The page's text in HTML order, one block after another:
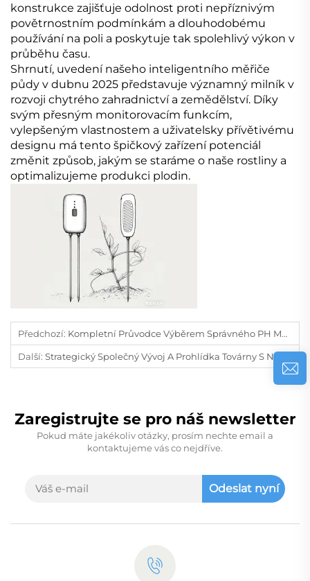
konstrukce zajišťuje odolnost proti nepříznivým
povětrnostním podmínkám a dlouhodobému
používání na poli a poskytuje tak spolehlivý výkon v
průběhu času.
Shrnutí, uvedení našeho inteligentního měřiče
půdy v dubnu 2025 představuje významný milník v
rozvoji chytrého zahradnictví a zemědělství. Díky
svým přesným monitorovacím funkcím,
vylepšeným vlastnostem a uživatelsky přívětivému
designu má tento špičkový zařízení potenciál
změnit způsob, jakým se staráme o naše rostliny a
optimalizujeme produkci plodin.
Předchozí: Kompletní Průvodce Výběrem Správného PH Metru Pro Přesná Měření
Další: Strategický Společný Vývoj A Prohlídka Továrny S Nizozemským Partnerem
Zaregistrujte se pro náš newsletter
Pokud máte jakékoliv otázky, prosím nechte email a
kontaktujeme vás co nejdříve.
Odeslat nyní